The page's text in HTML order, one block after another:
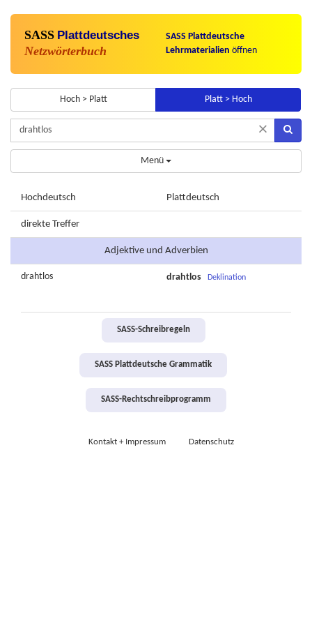
SASS Plattdeutsches
Netzwörterbuch
SASS Plattdeutsche
Lehrmaterialien öffnen
Hoch > Platt Platt > Hoch
×
Menü
Hochdeutsch Plattdeutsch
direkte Treffer
Adjektive und Adverbien
drahtlos drahtlos Deklination
SASS-Schreibregeln
SASS Plattdeutsche Grammatik
SASS-Rechtschreibprogramm
Kontakt + Impressum Datenschutz